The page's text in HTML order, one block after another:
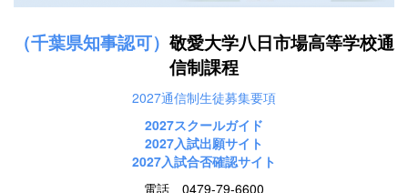
（千葉県知事認可） 敬愛大学八日市場高等学校通
信制課程
2027通信制生徒募集要項
2027スクールガイド
2027入試出願サイト
2027入試合否確認サイト
電話 0479-79-6600